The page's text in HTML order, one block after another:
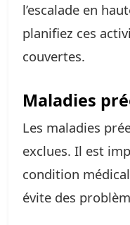
l’escalade en
planifiez ces
couvertes.
Maladies
Les maladies
exclues. Il est
condition
évite des